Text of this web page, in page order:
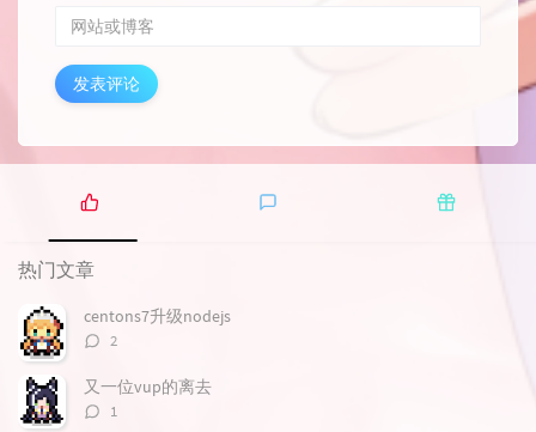
发表评论
热
门
文
热门文章
centons7升级nodejs
评
数：
2
又一位vup的离去
评1